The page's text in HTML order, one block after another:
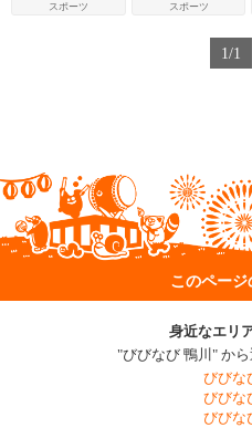
スポーツ スポーツ
1/1
このペー
身近なエリ
"びびなび 鴨川" か
びびな
びびな
びびな